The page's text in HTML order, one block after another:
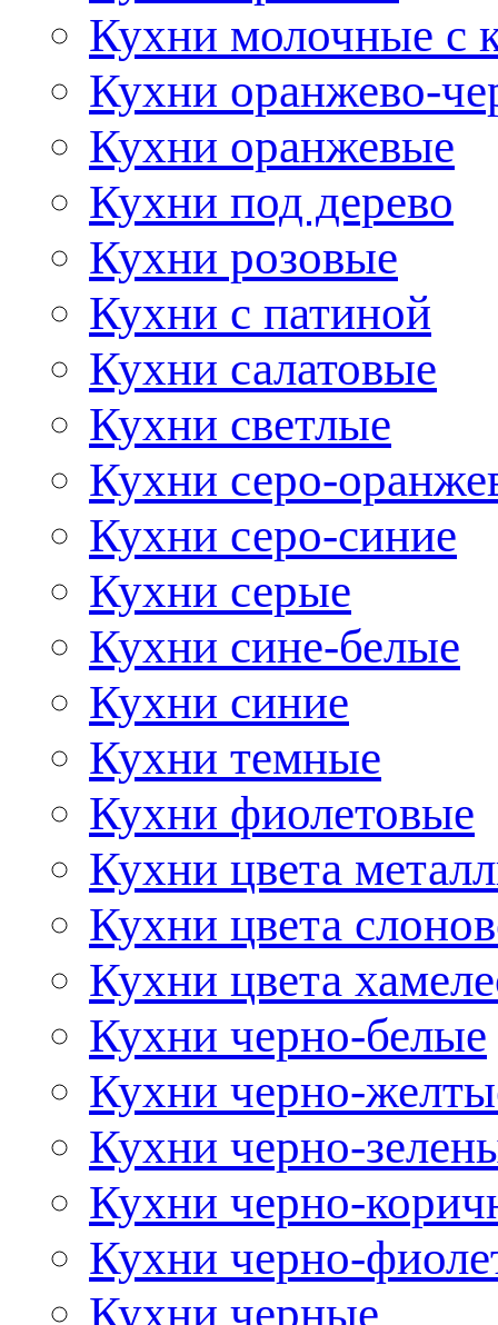
Кухни молочные с
Кухни оранжево-
Кухни оранжевые
Кухни под дерево
Кухни розовые
Кухни с патиной
Кухни салатовые
Кухни светлые
Кухни серо-
Кухни серо-синие
Кухни серые
Кухни сине-белые
Кухни синие
Кухни темные
Кухни фиолетовые
Кухни цвета
Кухни цвета
Кухни цвета
Кухни черно-белые
Кухни черно-
Кухни черно-
Кухни черно-
Кухни черно-
Кухни черные